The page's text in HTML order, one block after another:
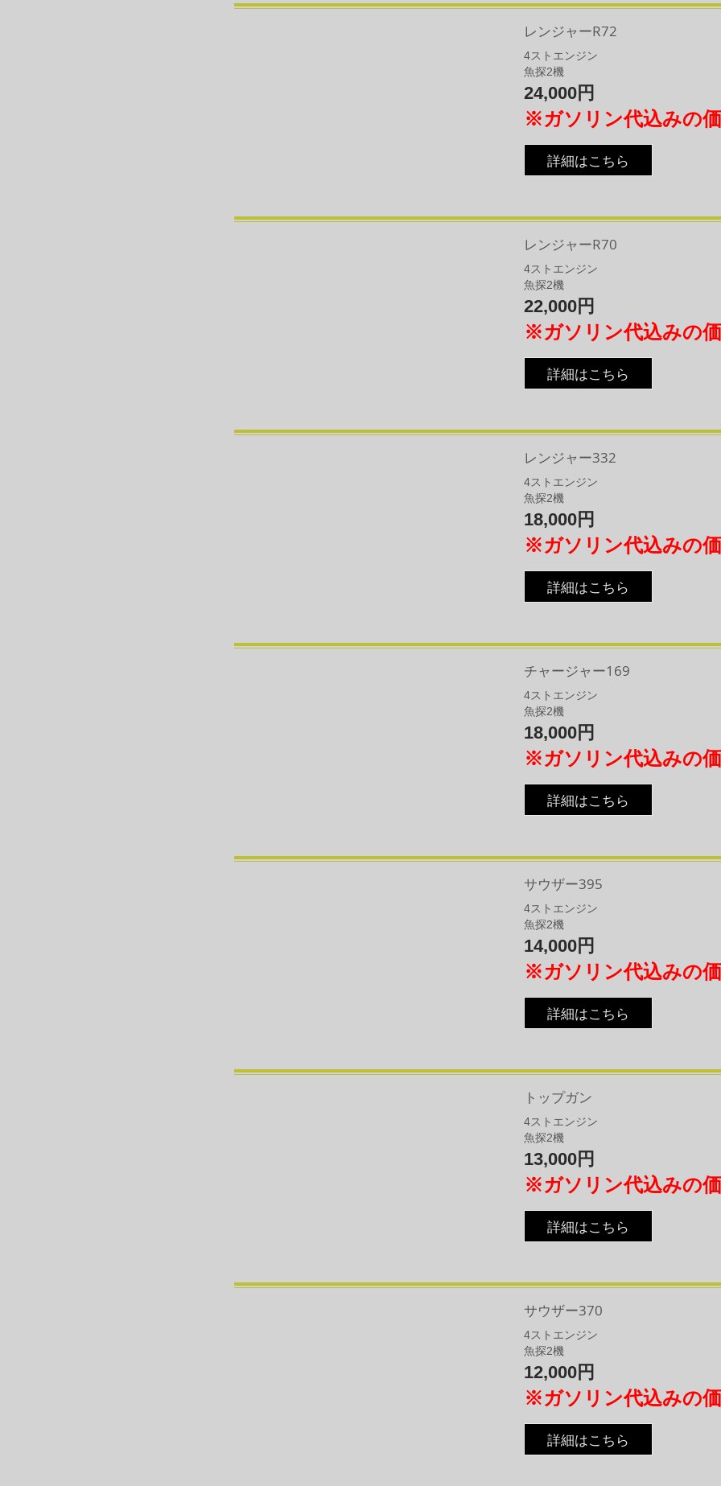
レンジャーR72
4ストエンジン
魚探2機
24,000円
※ガソリン代込みの
詳細はこちら
レンジャーR70
4​ストエンジン
魚探2機
22,000円
※ガソリン代込みの
詳細はこちら
レンジャー332
4​ストエンジン
魚探2機
18,000円
※ガソリン代込みの
詳細はこちら
チャージャー169
4​ストエンジン
魚探2機
18,000円
※ガソリン代込みの
詳細はこちら
サウザー395
4​ストエンジン
​魚探2機
14,000円
※ガソリン代込みの
詳細はこちら
トップガン
4​ストエンジン
​魚探2機
13,000円
※ガソリン代込みの
詳細はこちら
サウザー370
4​ストエンジン
​魚探2機
12,000円
※ガソリン代込みの
詳細はこちら